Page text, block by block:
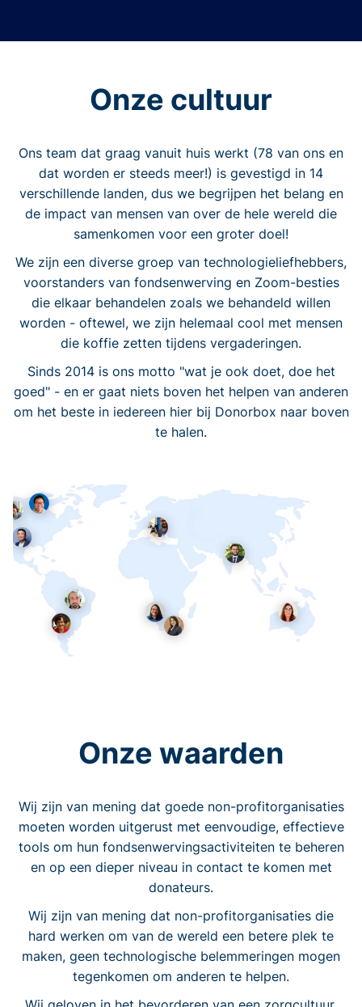
Onze cultuur
Ons team dat graag vanuit huis werkt (78 van ons en
dat worden er steeds meer!) is gevestigd in 14
verschillende landen, dus we begrijpen het belang en
de impact van mensen van over de hele wereld die
samenkomen voor een groter doel!
We zijn een diverse groep van technologieliefhebbers,
voorstanders van fondsenwerving en Zoom-besties
die elkaar behandelen zoals we behandeld willen
worden - oftewel, we zijn helemaal cool met mensen
die koffie zetten tijdens vergaderingen.
Sinds 2014 is ons motto "wat je ook doet, doe het
goed" - en er gaat niets boven het helpen van anderen
om het beste in iedereen hier bij Donorbox naar boven
te halen.
Onze waarden
Wij zijn van mening dat goede non-profitorganisaties
moeten worden uitgerust met eenvoudige, effectieve
tools om hun fondsenwervingsactiviteiten te beheren
en op een dieper niveau in contact te komen met
donateurs.
Wij zijn van mening dat non-profitorganisaties die
hard werken om van de wereld een betere plek te
maken, geen technologische belemmeringen mogen
tegenkomen om anderen te helpen.